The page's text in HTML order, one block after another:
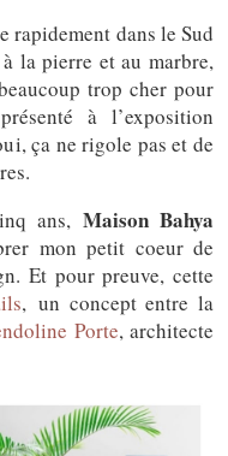
rapidement dans le Sud
la pierre et au marbre,
trop cher pour
à l’exposition
ça ne rigole pas et de
ans, Maison Bahya
mon petit coeur de
Et pour preuve, cette
, un concept entre la
Porte, architecte